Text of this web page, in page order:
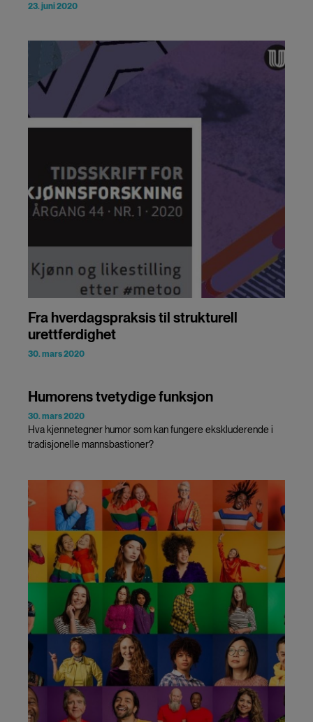
23. juni 2020
Fra hverdagspraksis til strukturell
urettferdighet
30. mars 2020
Humorens tvetydige funksjon
30. mars 2020
Hva kjennetegner humor som kan fungere ekskluderende i
tradisjonelle mannsbastioner?